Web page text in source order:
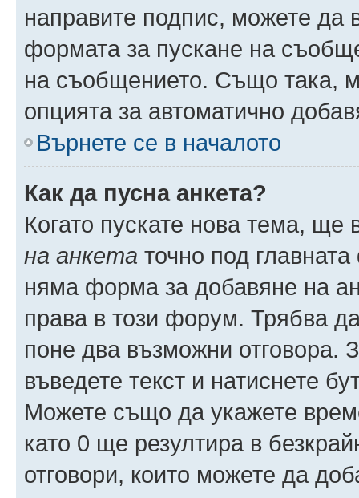
направите подпис, можете да
формата за пускане на
на съобщението. Също така,
опцията за автоматично
Върнете се в началото
Как да пусна анкета?
Когато пускате нова тема,
на анкета точно под
няма форма за добавяне на
права в този форум. Трябва
поне два възможни отговора.
въведете текст и натиснете
Можете също да укажете
като 0 ще резултира в
отговори, които можете да